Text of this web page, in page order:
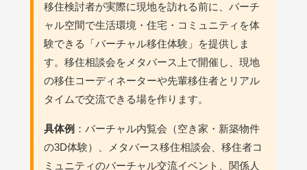
移住検討者が実際に現地を訪れる前に、バーチ
ャル空間で生活環境・住宅・コミュニティを体
験できる「バーチャル移住体験」を提供しま
す。移住相談会をメタバース上で開催し、現地
の移住コーディネーターや先輩移住者とリアル
タイムで交流できる場を作ります。
具体例 ：バーチャル内覧会（空き家・新築物件
の3D体験）、メタバース移住相談会、移住者コ
ミュニティのバーチャル交流イベント、関係人